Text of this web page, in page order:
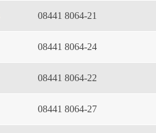
08441 8064-21
08441 8064-24
08441 8064-22
08441 8064-27